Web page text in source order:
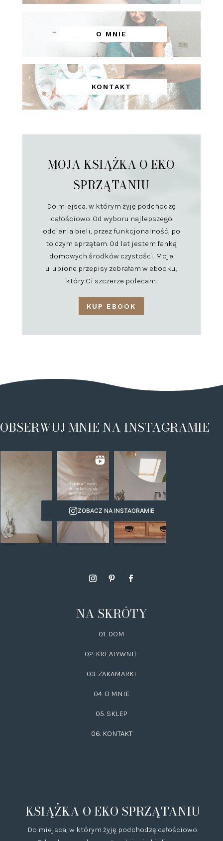
O MNIE
KONTAKT
MOJA KSIĄŻKA O EKO
SPRZĄTANIU
Do miejsca, w którym żyję podchodzę
całościowo. Od wyboru najlepszego
odcienia bieli, przez funkcjonalność, po
to czym sprzątam. Od lat jestem fanką
domowych środków czystości. Moje
ulubione przepisy zebrałam w ebooku,
który Ci szczerze polecam.
KUP EBOOK
OBSERWUJ MNIE NA INSTAGRAMIE
ZOBACZ NA INSTAGRAMIE
NA SKRÓTY
01. DOM
02. KREATYWNIE
03. ZAKAMARKI
04. O MNIE
05. SKLEP
06. KONTAKT
KSIĄŻKA O EKO SPRZĄTANIU
Do miejsca, w którym żyję podchodzę całościowo.